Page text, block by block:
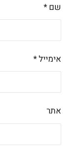
שם *
אימייל*
אתר